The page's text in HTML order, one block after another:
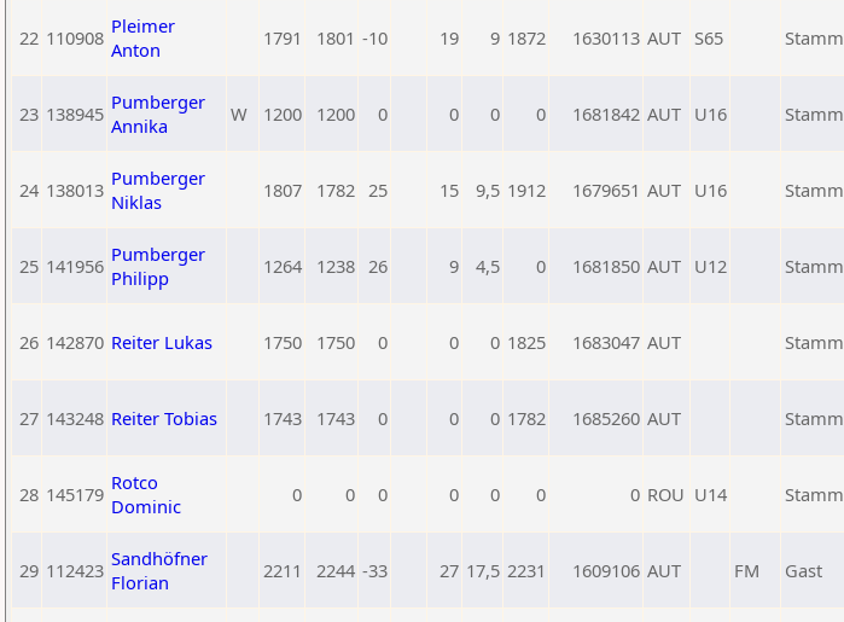
22 110908 Pleimer
Anton
1791 1801 -10 19 9 1872 1630113 AUT S65 Stamm
23 138945 Pumberger
Annika
W 1200 1200 0 0 0 0 1681842 AUT U16 Stamm
24 138013 Pumberger
Niklas
1807 1782 25 15 9,5 1912 1679651 AUT U16 Stamm
25 141956 Pumberger
Philipp
1264 1238 26 9 4,5 0 1681850 AUT U12 Stamm
26 142870 Reiter Lukas 1750 1750 0 0 0 1825 1683047 AUT Stamm
27 143248 Reiter Tobias 1743 1743 0 0 0 1782 1685260 AUT Stamm
28 145179 Rotco
Dominic
0 0 0 0 0 0 0 ROU U14 Stamm
29 112423 Sandhöfner
Florian
2211 2244 -33 27 17,5 2231 1609106 AUT FM Gast